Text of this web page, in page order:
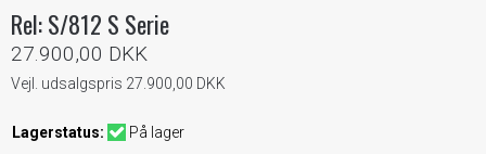
Rel: S/812 S Serie
27.900,00 DKK
Vejl. udsalgspris 27.900,00 DKK
Lagerstatus: På lager